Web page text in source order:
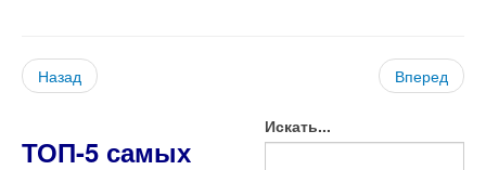
Назад Вперед
ТОП-5 самых
Искать...